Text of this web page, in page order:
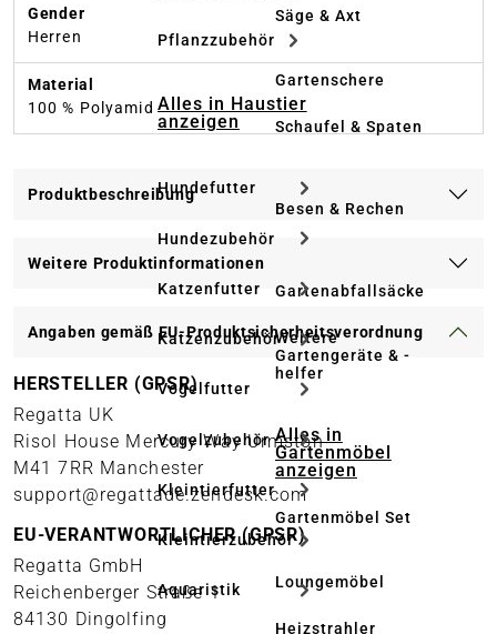
Pflanzzubehör
Alles in Haustier
anzeigen
Hundefutter
Hundezubehör
Katzenfutter
Katzenzubehör
Vogelfutter
Vogelzubehör
Kleintierfutter
Kleintierzubehör
Aquaristik
Säge & Axt
Gartenschere
Schaufel & Spaten
Besen & Rechen
Gartenabfallsäcke
Weitere
Gartengeräte & -
helfer
Alles in
Gartenmöbel
anzeigen
Gartenmöbel Set
Loungemöbel
Heizstrahler
Gender
Herren
Material
100 % Polyamid
Produktbeschreibung
Weitere Produktinformationen
Angaben gemäß EU-Produktsicherheitsverordnung
HERSTELLER (GPSR)
Regatta UK
Risol House Mercury Way Urmston
M41 7RR Manchester
support@regattade.zendesk.com
EU-VERANTWORTLICHER (GPSR)
Regatta GmbH
Reichenberger Straße 1
84130 Dingolfing